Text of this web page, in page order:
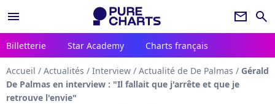
menu newsletter search
Billetterie Star Academy Charts français
Accueil / Actualités / Interview / Actualité de De Palmas / Gérald
De Palmas en interview : "Il fallait que j'arrête et que je
retrouve l'envie"